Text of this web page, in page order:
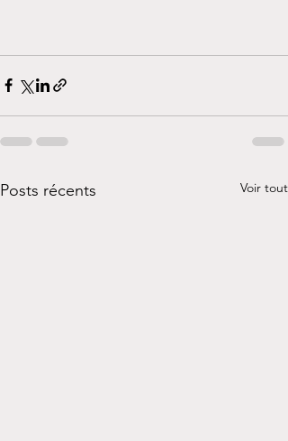
Posts récents Voir tout